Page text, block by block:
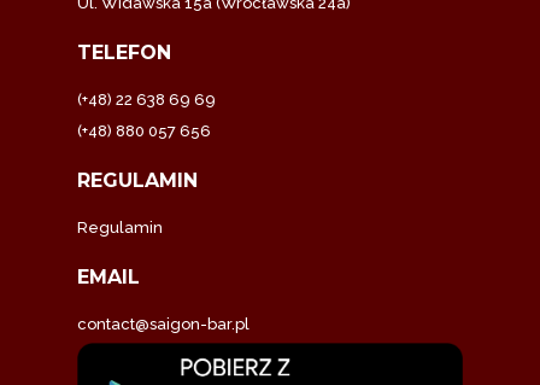
TELEFON
(+48) 22 638 69 69
(+48) 880 057 656
REGULAMIN
Regulamin
EMAIL
contact@saigon-bar.pl